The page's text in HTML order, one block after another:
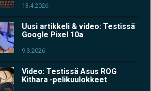
13.4.2026
Uusi artikkeli & video: Testissä
Google Pixel 10a
9.3.2026
Video: Testissä Asus ROG
Kithara -pelikuulokkeet